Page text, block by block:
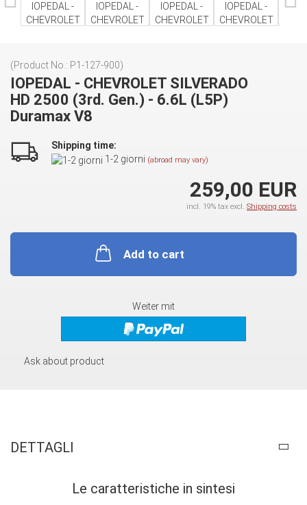
(Product No.: P1-127-900)
IOPEDAL - CHEVROLET SILVERADO
HD 2500 (3rd. Gen.) - 6.6L (L5P)
Duramax V8
Shipping time:
1-2 giorni (abroad may vary)
259,00 EUR
incl. 19% tax excl. Shipping costs
Add to cart
Weiter mit
Ask about product
DETTAGLI
Le caratteristiche in sintesi